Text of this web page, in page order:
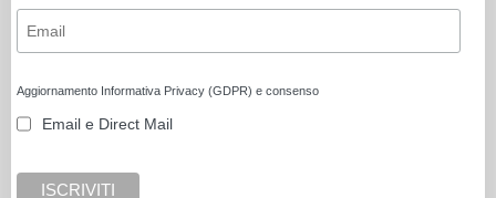
Aggiornamento Informativa Privacy (GDPR) e consenso
Email e Direct Mail